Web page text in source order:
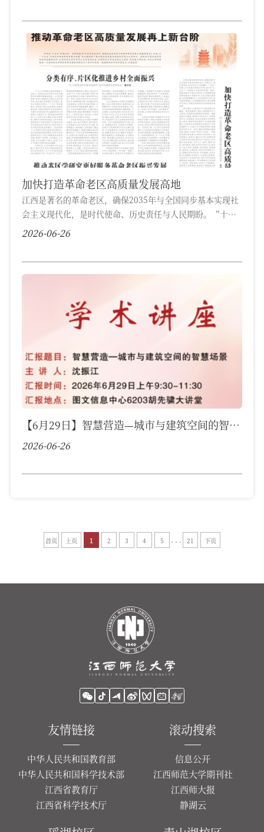
Antigen Oligosaccharides》为题，在线刊发于国际化学顶
级期刊《Angewandte Chemie International Edition》
加快打造革命老区高质量发展高地
江西是著名的革命老区，确保2035年与全国同步基本实现社
会主义现代化，是时代使命、历史责任与人民期盼。“十四
五”时期，江西发展历程极不寻常、极不平凡，交出了一份
展高地。 动力换芯，以新质生产力驱...
2026-06-26
【6月29日】智慧营造—城市与建筑空间的智慧
场景
2026-06-26
首页 上页 1 2 3 4 5 . . . 21 下页
友情链接
中华人民共和国教育部
中华人民共和国科学技术部
江西省教育厅
江西省科学技术厅
滚动搜索
信息公开
江西师范大学期刊社
江西师大报
静湖云